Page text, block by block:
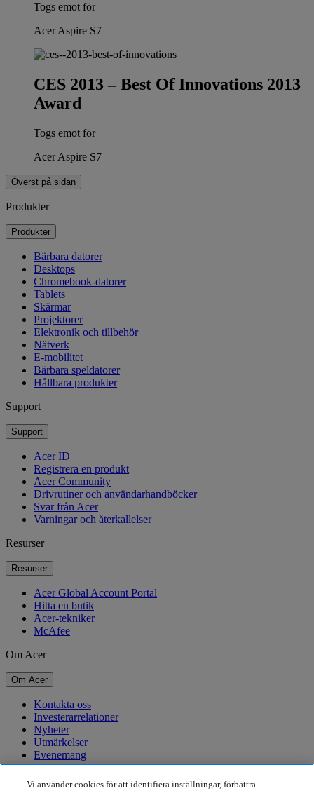
Togs emot för
Acer Aspire S7
CES 2013 – Best Of Innovations 2013
Award
Togs emot för
Acer Aspire S7
Överst på sidan
Produkter
Produkter
Bärbara datorer
Desktops
Chromebook-datorer
Tablets
Skärmar
Projektorer
Elektronik och tillbehör
Nätverk
E-mobilitet
Bärbara speldatorer
Hållbara produkter
Support
Support
Acer ID
Registrera en produkt
Acer Community
Drivrutiner och användarhandböcker
Svar från Acer
Varningar och återkallelser
Resurser
Resurser
Acer Global Account Portal
Hitta en butik
Acer-tekniker
McAfee
Om Acer
Om Acer
Kontakta oss
Investerarrelationer
Nyheter
Utmärkelser
Evenemang
Hållbarhet
Vi använder cookies för att identifiera inställningar, förbättra